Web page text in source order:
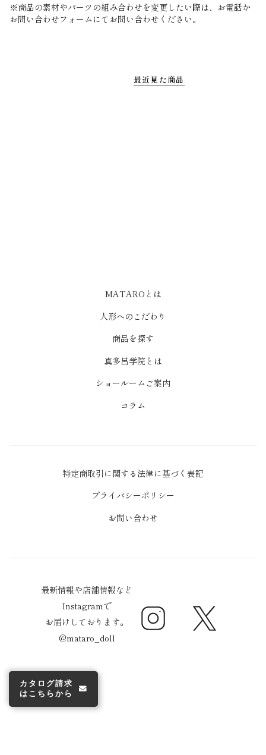
※商品の素材やパーツの組み合わせを変更したい際は、お電話か
お問い合わせフォームにてお問い合わせください。
最近見た商品
MATAROとは
人形へのこだわり
商品を探す
真多呂学院とは
ショールームご案内
コラム
特定商取引に関する法律に基づく表記
プライバシーポリシー
お問い合わせ
最新情報や店舗情報など
Instagramで
お届けしております。
@mataro_doll
Instagram
カタログ請求
はこちらから